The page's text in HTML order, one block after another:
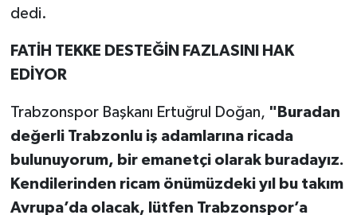
dedi.
FATİH TEKKE DESTEĞİN FAZLASINI HAK
EDİYOR
Trabzonspor Başkanı Ertuğrul Doğan, "Buradan
değerli Trabzonlu iş adamlarına ricada
bulunuyorum, bir emanetçi olarak buradayız.
Kendilerinden ricam önümüzdeki yıl bu takım
Avrupa’da olacak, lütfen Trabzonspor’a